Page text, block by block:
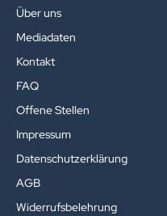
Über uns
Mediadaten
Kontakt
FAQ
Offene Stellen
Impressum
Datenschutzerklärung
AGB
Widerrufsbelehrung